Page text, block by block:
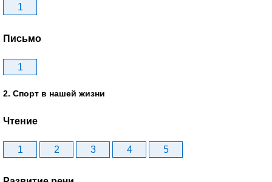
1
Письмо
1
2. Спорт в нашей жизни
Чтение
1 2 3 4 5